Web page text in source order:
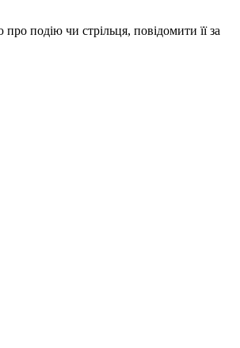
подію чи стрільця, повідомити її за